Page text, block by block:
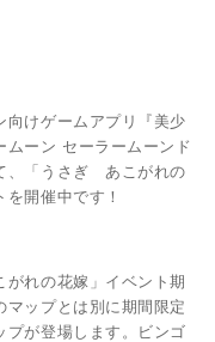
向けゲームアプリ『美少
ムーン セーラームーンド
、「うさぎ あこがれの
開催中です！
がれの花嫁」イベント期
マップとは別に期間限定
プが登場します。ビンゴ